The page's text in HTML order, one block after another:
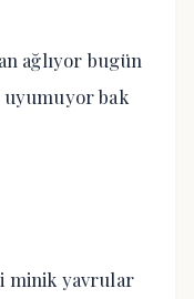
ağlıyor bugün
bak
minik yavrular